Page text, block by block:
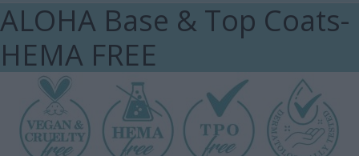
ALOHA Base & Top Coats-
HEMA FREE